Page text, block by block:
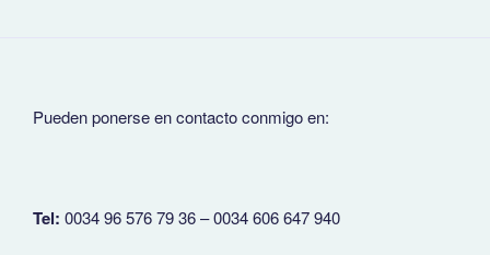
Pueden ponerse en contacto conmigo en:
Tel: 0034 96 576 79 36 – 0034 606 647 940